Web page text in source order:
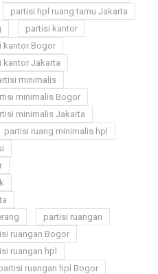
partisi hpl ruang tamu Jakarta
partisi kantor
kantor Bogor
kantor Jakarta
minimalis
minimalis Bogor
minimalis Jakarta
partisi ruang minimalis hpl
partisi ruangan
ruangan Bogor
ruangan hpl
ruangan hpl Bogor